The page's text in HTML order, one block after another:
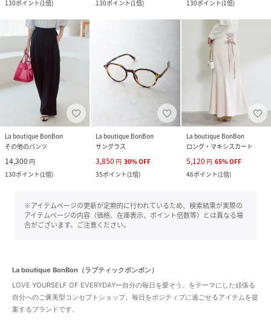
130ポイント(1倍)
130ポイント(1倍)
130ポイント(1倍)
La boutique BonBon
その他のパンツ
14,300 円
130ポイント(1倍)
La boutique BonBon
サングラス
3,850 円 30%OFF
35ポイント(1倍)
La boutique BonBon
ロング・マキシスカート
5,120 円 65%OFF
46ポイント(1倍)
※アイテムページの更新が定期的に行われているため、検索結果が実際の
アイテムページの内容（価格、在庫表示、ポイント倍数等）とは異なる場
合がございます。ご注意ください。
La boutique BonBon（ラブティックボンボン）
LOVE YOURSELF OF EVERYDAYー自分の毎日を愛そう。をテーマにした頑張る
自分へのご褒美型コンセプトショップ。毎日をポジティブに過ごせるアイテムを提
案するブランドです。